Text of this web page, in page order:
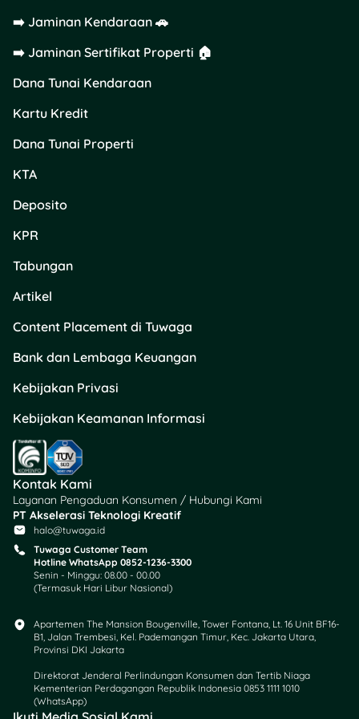
Caranya?
Bayar cicilan tepat
Jangan punya utang
menumpuk
Gunakan limit kredit
maksimal 30%
Kamu bisa cek skor kredit
idebku.ojk.go.id
gratis.
3. Isi Data Pribadi
dengan Akurat dan
data antar dokumen.
Pastikan:
Nama, alamat, dan
nomor HP sesuai
KTP
No. rekening bank
aktif atas nama
sendiri
Email aktif untuk
konfirmasi
Data yang inkonsisten bikin
sistem otomatis menolak
pengajuanmu.
4. Unggah Dokumen
dengan Jelas dan
Lengkap
➡️ Jaminan Kendaraan 🚗
➡️ Jaminan Sertifikat Properti 🏠
Dana Tunai Kendaraan
Kartu Kredit
Dana Tunai Properti
KTA
Deposito
KPR
Tabungan
Artikel
Content Placement di Tuwaga
Bank dan Lembaga Keuangan
Kebijakan Privasi
Kebijakan Keamanan Informasi
Kontak Kami
Layanan Pengaduan Konsumen / Hubungi Kami
PT Akselerasi Teknologi Kreatif
halo@tuwaga.id
Tuwaga Customer Team
Hotline WhatsApp 0852-1236-3300
Senin - Minggu: 08.00 - 00.00
(Termasuk Hari Libur Nasional)
Apartemen The Mansion Bougenville, Tower Fontana, Lt. 16 Unit BF16-
B1, Jalan Trembesi, Kel. Pademangan Timur, Kec. Jakarta Utara,
Provinsi DKI Jakarta
Direktorat Jenderal Perlindungan Konsumen dan Tertib Niaga
Kementerian Perdagangan Republik Indonesia 0853 1111 1010
(WhatsApp)​